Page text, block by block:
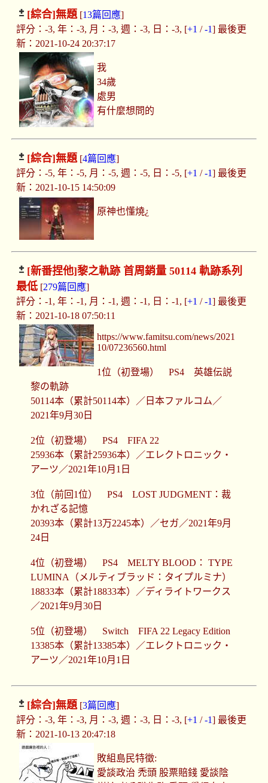
[綜合]無題[13篇回應]
評分：-3, 年：-3, 月：-3, 週：-3, 日：-3, [+1 /-1] 最後更
新：2021-10-24 20:37:17
我
34歲
處男
有什麼想問的
[綜合]無題[4篇回應]
評分：-5, 年：-5, 月：-5, 週：-5, 日：-5, [+1 /-1] 最後更
新：2021-10-15 14:50:09
原神也懂燒¿
[新番捏他]黎之軌跡 首周銷量 50114 軌跡系列
最低[279篇回應]
評分：-1, 年：-1, 月：-1, 週：-1, 日：-1, [+1 /-1] 最後更
新：2021-10-18 07:50:11
https://www.famitsu.com/news/2021
10/07236560.html
1位（初登場） PS4 英雄伝説
黎の軌跡
50114本（累計50114本）／日本ファルコム／
2021年9月30日
2位（初登場） PS4 FIFA 22
25936本（累計25936本）／エレクトロニック・
アーツ／2021年10月1日
3位（前回1位） PS4 LOST JUDGMENT：裁
かれざる記憶
20393本（累計13万2245本）／セガ／2021年9月
24日
4位（初登場） PS4 MELTY BLOOD： TYPE
LUMINA（メルティブラッド：タイプルミナ）
18833本（累計18833本）／ディライトワークス
／2021年9月30日
5位（初登場） Switch FIFA 22 Legacy Edition
13385本（累計13385本）／エレクトロニック・
アーツ／2021年10月1日
[綜合]無題[3篇回應]
評分：-3, 年：-3, 月：-3, 週：-3, 日：-3, [+1 /-1] 最後更
新：2021-10-13 20:47:18
敗組島民特徵:
愛談政治 禿頭 股票賠錢 愛談陰